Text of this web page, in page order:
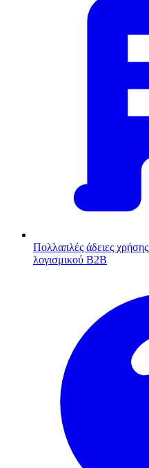
Πολλαπλές άδειες χρήσης
λογισμικού B2B